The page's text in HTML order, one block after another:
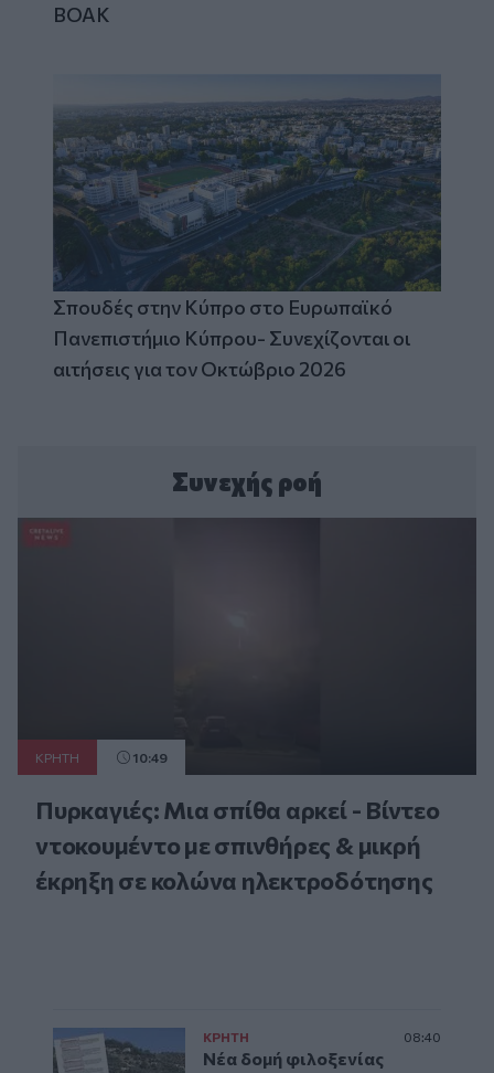
ΒΟΑΚ
Σπουδές στην Κύπρο στο Ευρωπαϊκό
Πανεπιστήμιο Κύπρου- Συνεχίζονται οι
αιτήσεις για τον Οκτώβριο 2026
Συνεχής ροή
ΚΡΗΤΗ 10:49
Πυρκαγιές: Μια σπίθα αρκεί - Βίντεο
ντοκουμέντο με σπινθήρες & μικρή
έκρηξη σε κολώνα ηλεκτροδότησης
ΚΡΗΤΗ 08:40
Νέα δομή φιλοξενίας